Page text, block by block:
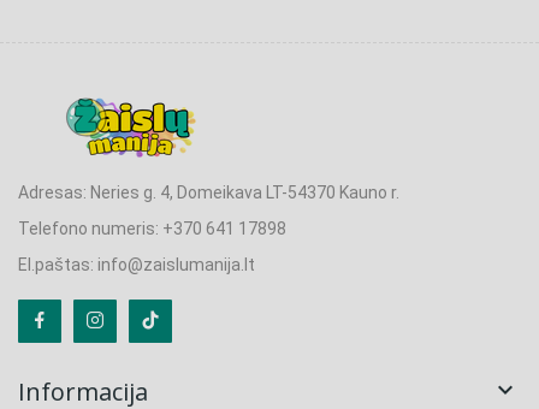
Adresas: Neries g. 4, Domeikava LT-54370 Kauno r.
Telefono numeris: +370 641 17898
El.paštas: info@zaislumanija.lt
Informacija 